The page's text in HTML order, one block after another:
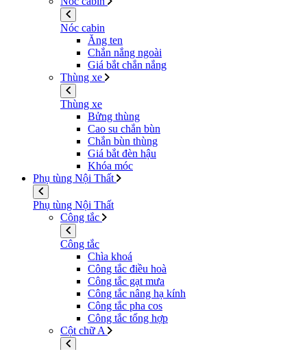
Nóc cabin
Ăng ten
Chắn nắng ngoài
Giá bắt chắn nắng
Thùng xe
Thùng xe
Bửng thùng
Cao su chắn bùn
Chắn bùn thùng
Giá bắt đèn hậu
Khóa móc
Phụ tùng Nội Thất
Phụ tùng Nội Thất
Công tắc
Công tắc
Chìa khoá
Công tắc điều hoà
Công tắc gạt mưa
Công tắc nâng hạ kính
Công tắc pha cos
Công tắc tổng hợp
Cột chữ A